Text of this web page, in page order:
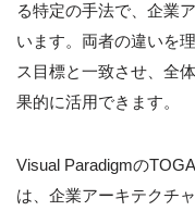
る特定の手法で、企業
います。両者の違いを
ス目標と一致させ、全
果的に活用できます。
Visual Paradigmの
は、企業アーキテクチ